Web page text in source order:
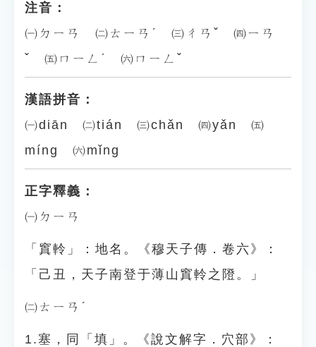
注音：
㈠ㄉㄧㄢ ㈡ㄊㄧㄢˊ ㈢ㄔㄢˇ ㈣ㄧㄢ
ˇ ㈤ㄇㄧㄥˊ ㈥ㄇㄧㄥˇ
漢語拼音：
㈠diān ㈡tián ㈢chǎn ㈣yǎn ㈤
míng ㈥mǐng
正字釋義：
㈠ㄉㄧㄢ
「窴軨」：地名。《穆天子傳．卷六》：
「己丑，天子南登于薄山窴軨之隥。」
㈡ㄊㄧㄢˊ
1.塞，同「填」。《說文解字．穴部》：